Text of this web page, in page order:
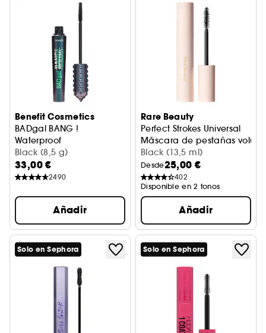
Benefit Cosmetics
BADgal BANG !
Waterproof
Máscara de Pestañas Voluminizadora Resistente al Agua
Black (8,5 g)
33,00 €
2490
Añadir
Rare Beauty
Perfect Strokes Universal
Máscara de pestañas
Black (13,5 ml)
Desde25,00 €
402
Disponible en 2 tonos
Añadir
Solo en Sephora Solo en Sephora